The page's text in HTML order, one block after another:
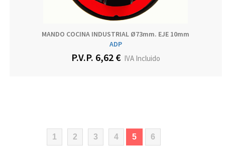
MANDO COCINA INDUSTRIAL Ø73mm. EJE 10mm
ADP
P.V.P. 6,62 €IVA Incluido
1 2 3 4 5(current)
6